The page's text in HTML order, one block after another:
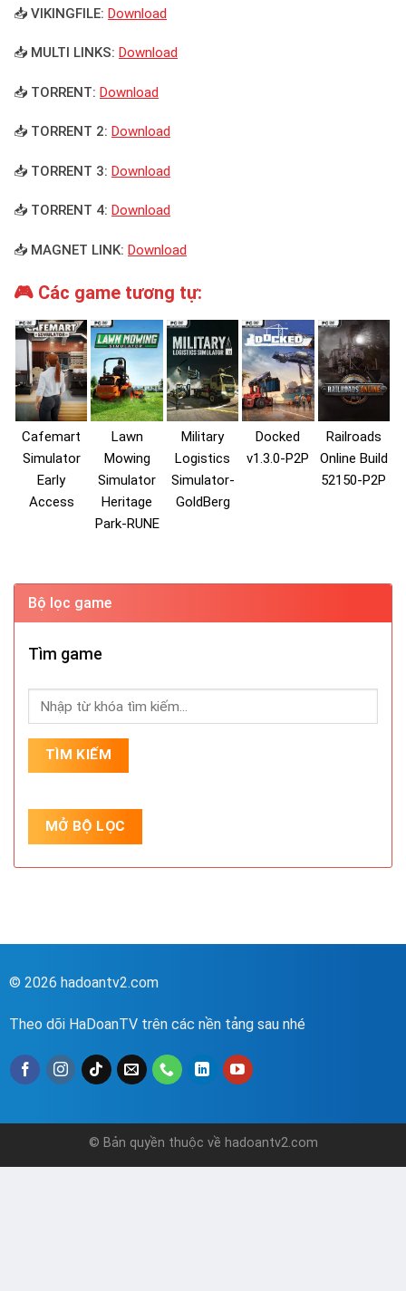
📥 VIKINGFILE: Download
📥 MULTI LINKS: Download
📥 TORRENT: Download
📥 TORRENT 2: Download
📥 TORRENT 3: Download
📥 TORRENT 4: Download
📥 MAGNET LINK: Download
🎮 Các game tương tự:
Cafemart
Simulator
Early
Access
Lawn
Mowing
Simulator
Heritage
Park-RUNE
Military
Logistics
Simulator-
GoldBerg
Docked
v1.3.0-P2P
Railroads
Online Build
52150-P2P
Bộ lọc game
Tìm game
© 2026 hadoantv2.com
Theo dõi HaDoanTV trên các nền tảng sau nhé
© Bản quyền thuộc về hadoantv2.com